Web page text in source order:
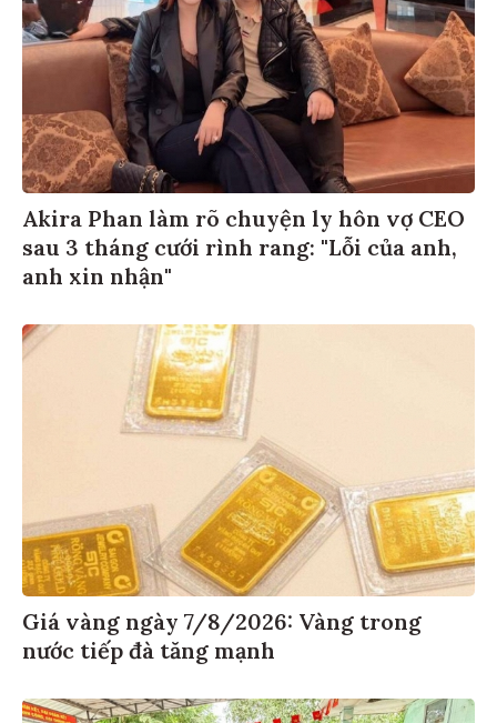
Akira Phan làm rõ chuyện ly hôn vợ CEO
sau 3 tháng cưới rình rang: "Lỗi của anh,
anh xin nhận"
Giá vàng ngày 7/8/2026: Vàng trong
nước tiếp đà tăng mạnh